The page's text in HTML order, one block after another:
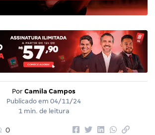
Por Camila Campos
Publicado em 04/11/24
1 min. de leitura
0